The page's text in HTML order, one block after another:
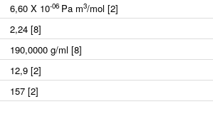
6,60 X 10-06 Pa m3/mol [2]
2,24 [8]
190,0000 g/ml [8]
12,9 [2]
157 [2]